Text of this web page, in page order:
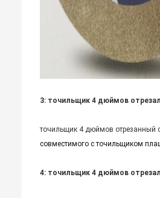
3: точильщик 4 дюймов
точильщик 4 дюймов отрезанный
совместимого с точильщиком
4: точильщик 4 дюймов